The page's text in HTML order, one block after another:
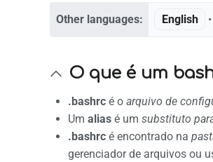
Other languages: English • ‎
O que é um
.bashrcé o arquivo de
Um aliasé um substituto
.bashrcé encontrado na
gerenciador de arquivos ou